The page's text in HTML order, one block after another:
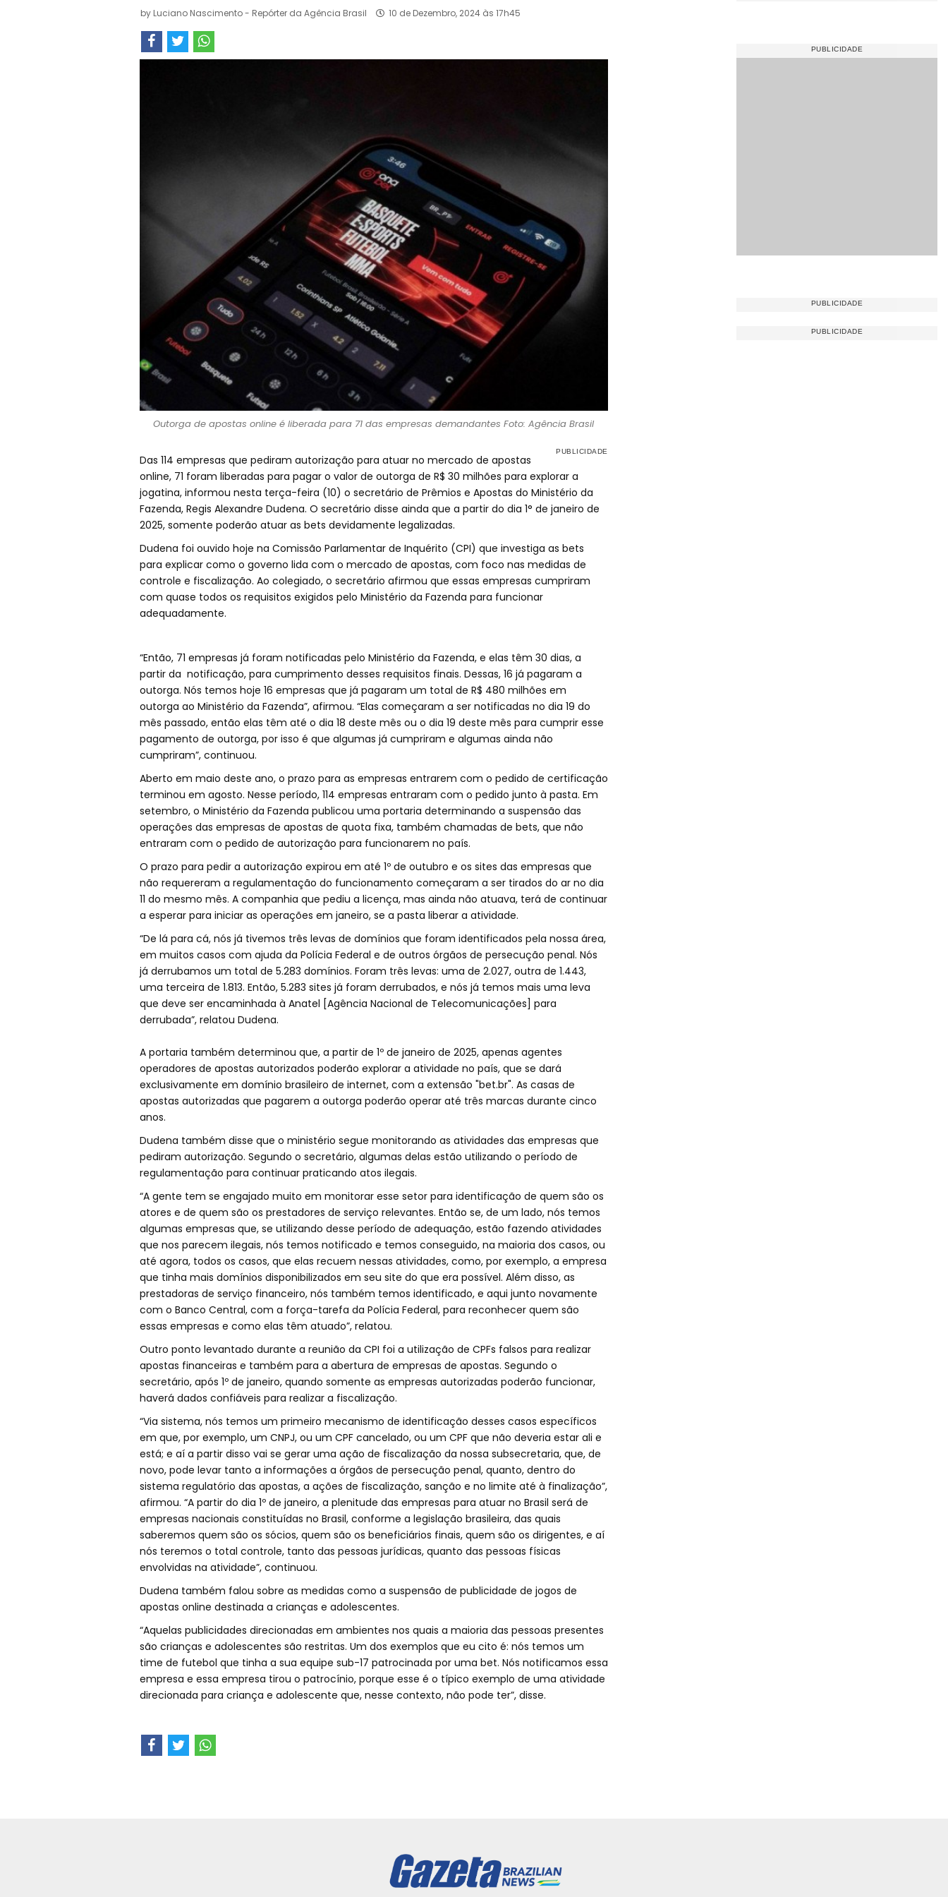
by Luciano Nascimento - Repórter da Agência Brasil 10 de Dezembro, 2024 às 17h45
Outorga de apostas online é liberada para 71 das empresas demandantes Foto: Agência Brasil
Das 114 empresas que pediram autorização para atuar no mercado de apostas
online, 71 foram liberadas para pagar o valor de outorga de R$ 30 milhões para explorar a
jogatina, informou nesta terça-feira (10) o secretário de Prêmios e Apostas do Ministério da
Fazenda, Regis Alexandre Dudena. O secretário disse ainda que a partir do dia 1° de janeiro de
2025, somente poderão atuar as bets devidamente legalizadas.
Dudena foi ouvido hoje na Comissão Parlamentar de Inquérito (CPI) que investiga as bets
para explicar como o governo lida com o mercado de apostas, com foco nas medidas de
controle e fiscalização. Ao colegiado, o secretário afirmou que essas empresas cumpriram
com quase todos os requisitos exigidos pelo Ministério da Fazenda para funcionar
adequadamente.
“Então, 71 empresas já foram notificadas pelo Ministério da Fazenda, e elas têm 30 dias, a
partir da notificação, para cumprimento desses requisitos finais. Dessas, 16 já pagaram a
outorga. Nós temos hoje 16 empresas que já pagaram um total de R$ 480 milhões em
outorga ao Ministério da Fazenda”, afirmou. “Elas começaram a ser notificadas no dia 19 do
mês passado, então elas têm até o dia 18 deste mês ou o dia 19 deste mês para cumprir esse
pagamento de outorga, por isso é que algumas já cumpriram e algumas ainda não
cumpriram”, continuou.
Aberto em maio deste ano, o prazo para as empresas entrarem com o pedido de certificação
terminou em agosto. Nesse período, 114 empresas entraram com o pedido junto à pasta. Em
setembro, o Ministério da Fazenda publicou uma portaria determinando a suspensão das
operações das empresas de apostas de quota fixa, também chamadas de bets, que não
entraram com o pedido de autorização para funcionarem no país.
O prazo para pedir a autorização expirou em até 1º de outubro e os sites das empresas que
não requereram a regulamentação do funcionamento começaram a ser tirados do ar no dia
11 do mesmo mês. A companhia que pediu a licença, mas ainda não atuava, terá de continuar
a esperar para iniciar as operações em janeiro, se a pasta liberar a atividade.
“De lá para cá, nós já tivemos três levas de domínios que foram identificados pela nossa área,
em muitos casos com ajuda da Polícia Federal e de outros órgãos de persecução penal. Nós
já derrubamos um total de 5.283 domínios. Foram três levas: uma de 2.027, outra de 1.443,
uma terceira de 1.813. Então, 5.283 sites já foram derrubados, e nós já temos mais uma leva
que deve ser encaminhada à Anatel [Agência Nacional de Telecomunicações] para
derrubada”, relatou Dudena.
A portaria também determinou que, a partir de 1º de janeiro de 2025, apenas agentes
operadores de apostas autorizados poderão explorar a atividade no país, que se dará
exclusivamente em domínio brasileiro de internet, com a extensão "bet.br". As casas de
apostas autorizadas que pagarem a outorga poderão operar até três marcas durante cinco
anos.
Dudena também disse que o ministério segue monitorando as atividades das empresas que
pediram autorização. Segundo o secretário, algumas delas estão utilizando o período de
regulamentação para continuar praticando atos ilegais.
“A gente tem se engajado muito em monitorar esse setor para identificação de quem são os
atores e de quem são os prestadores de serviço relevantes. Então se, de um lado, nós temos
algumas empresas que, se utilizando desse período de adequação, estão fazendo atividades
que nos parecem ilegais, nós temos notificado e temos conseguido, na maioria dos casos, ou
até agora, todos os casos, que elas recuem nessas atividades, como, por exemplo, a empresa
que tinha mais domínios disponibilizados em seu site do que era possível. Além disso, as
prestadoras de serviço financeiro, nós também temos identificado, e aqui junto novamente
com o Banco Central, com a força-tarefa da Polícia Federal, para reconhecer quem são
essas empresas e como elas têm atuado”, relatou.
Outro ponto levantado durante a reunião da CPI foi a utilização de CPFs falsos para realizar
apostas financeiras e também para a abertura de empresas de apostas. Segundo o
secretário, após 1º de janeiro, quando somente as empresas autorizadas poderão funcionar,
haverá dados confiáveis para realizar a fiscalização.
“Via sistema, nós temos um primeiro mecanismo de identificação desses casos específicos
em que, por exemplo, um CNPJ, ou um CPF cancelado, ou um CPF que não deveria estar ali e
está; e aí a partir disso vai se gerar uma ação de fiscalização da nossa subsecretaria, que, de
novo, pode levar tanto a informações a órgãos de persecução penal, quanto, dentro do
sistema regulatório das apostas, a ações de fiscalização, sanção e no limite até à finalização”,
afirmou. “A partir do dia 1º de janeiro, a plenitude das empresas para atuar no Brasil será de
empresas nacionais constituídas no Brasil, conforme a legislação brasileira, das quais
saberemos quem são os sócios, quem são os beneficiários finais, quem são os dirigentes, e aí
nós teremos o total controle, tanto das pessoas jurídicas, quanto das pessoas físicas
envolvidas na atividade”, continuou.
Dudena também falou sobre as medidas como a suspensão de publicidade de jogos de
apostas online destinada a crianças e adolescentes.
“Aquelas publicidades direcionadas em ambientes nos quais a maioria das pessoas presentes
são crianças e adolescentes são restritas. Um dos exemplos que eu cito é: nós temos um
time de futebol que tinha a sua equipe sub-17 patrocinada por uma bet. Nós notificamos essa
empresa e essa empresa tirou o patrocínio, porque esse é o típico exemplo de uma atividade
direcionada para criança e adolescente que, nesse contexto, não pode ter”, disse.